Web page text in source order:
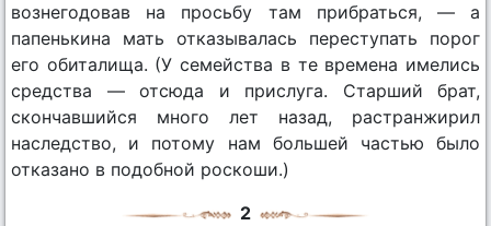
вознегодовав на просьбу там прибраться, — а
папенькина мать отказывалась переступать порог
его обиталища. (У семейства в те времена имелись
средства — отсюда и прислуга. Старший брат,
скончавшийся много лет назад, растранжирил
наследство, и потому нам большей частью было
отказано в подобной роскоши.)
2